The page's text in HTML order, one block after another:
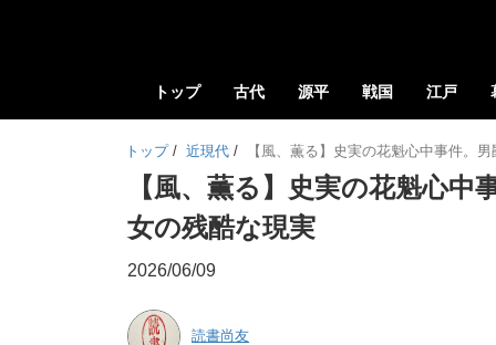
トップ 古代 源平 戦国 江戸
トップ / 近現代 / 【風、薫る】史実の花魁心中事件。
【風、薫る】史実の花魁心
女の残酷な現実
2026/06/09
読書尚友